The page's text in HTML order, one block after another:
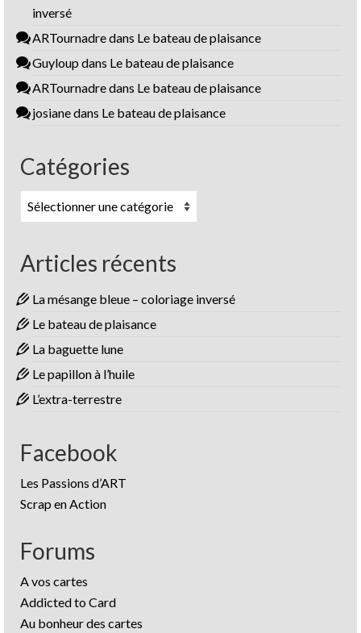
inversé
ARTournadredans Le bateau de plaisance
Guyloup dans Le bateau de plaisance
ARTournadredans Le bateau de plaisance
josianedans Le bateau de plaisance
Catégories
Catégories
Articles récents
La mésange bleue – coloriage inversé
Le bateau de plaisance
La baguette lune
Le papillon à l’huile
L’extra-terrestre
Facebook
Les Passions d’ART
Scrap en Action
Forums
A vos cartes
Addicted to Card
Au bonheur des cartes